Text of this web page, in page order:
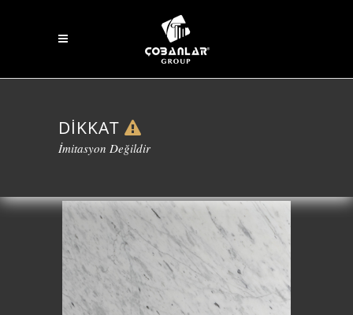
DİKKAT
İmitasyon Değildir
IMPERIAL CARRARA